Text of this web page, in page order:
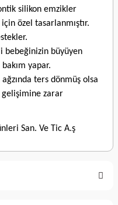
silikon emzikler
özel tasarlanmıştır.
bebeğinizin büyüyen
yapar.
ters dönmüş olsa
gelişimine zarar
San. Ve Tic A.ş